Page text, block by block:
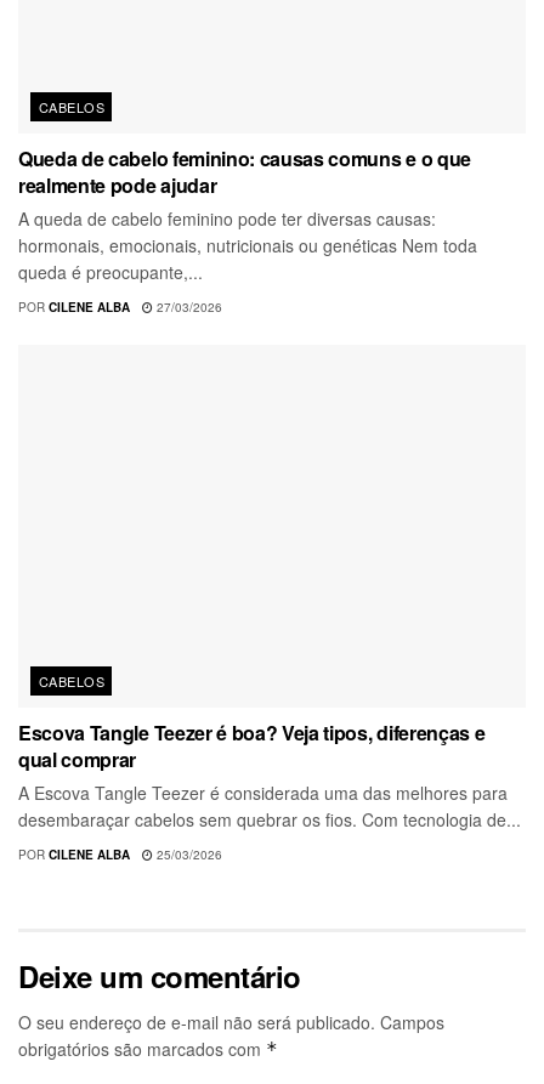
CABELOS
Queda de cabelo feminino: causas comuns e o que
realmente pode ajudar
A queda de cabelo feminino pode ter diversas causas:
hormonais, emocionais, nutricionais ou genéticas Nem toda
queda é preocupante,...
POR CILENE ALBA 27/03/2026
CABELOS
Escova Tangle Teezer é boa? Veja tipos, diferenças e
qual comprar
A Escova Tangle Teezer é considerada uma das melhores para
desembaraçar cabelos sem quebrar os fios. Com tecnologia de...
POR CILENE ALBA 25/03/2026
Deixe um comentário
O seu endereço de e-mail não será publicado. Campos
obrigatórios são marcados com *